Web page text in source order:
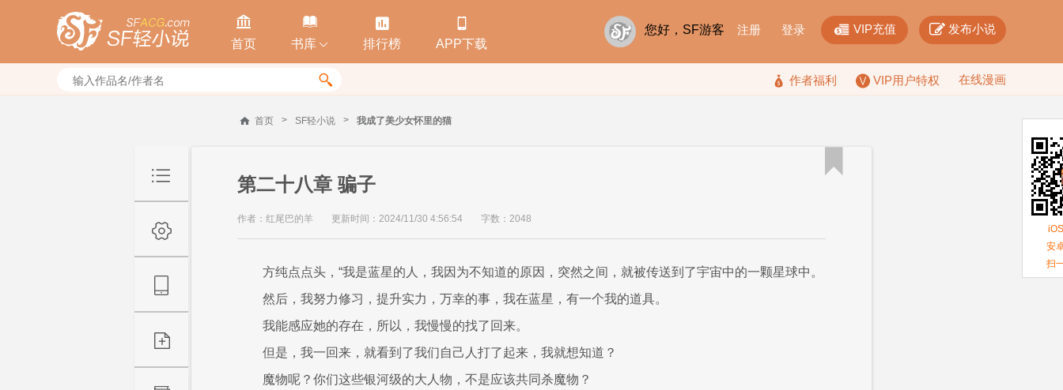

首页

书库 

排行榜

APP下载
您好，SF游客 注册 登录  VIP充值  发布小说
  作者福利 VIP用户特权 在线漫画
首页 > SF轻小说 > 我成了美少女怀里的猫
第二十八章 骗子
作者：红尾巴的羊 更新时间：2024/11/30 4:56:54 字数：2048
方纯点点头，“我是蓝星的人，我因为不知道的原因，突然之间，就被传送到了宇宙中的一颗星球中。
然后，我努力修习，提升实力，万幸的事，我在蓝星，有一个我的道具。
我能感应她的存在，所以，我慢慢的找了回来。
但是，我一回来，就看到了我们自己人打了起来，我就想知道？
魔物呢？你们这些银河级的大人物，不是应该共同杀魔物？

安
扫